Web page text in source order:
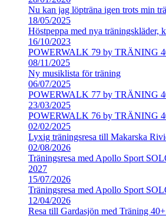
Nu kan jag löpträna igen trots min
18/05/2025
Höstpeppa med nya träningskläder,
16/10/2023
POWERWALK 79 by TRÄNING
08/11/2025
Ny musiklista för träning
06/07/2025
POWERWALK 77 by TRÄNING
23/03/2025
POWERWALK 76 by TRÄNING
02/02/2025
Lyxig träningsresa till Makarska
02/08/2026
Träningsresa med Apollo Sport
2027
15/07/2026
Träningsresa med Apollo Sport
12/04/2026
Resa till Gardasjön med Träning